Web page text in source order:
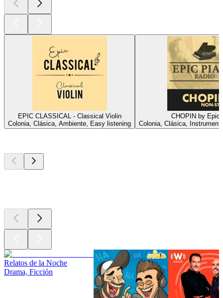
EPIC CLASSICAL - Classical Violin
Colonia, Clásica, Ambiente, Easy listening
CHOPIN by Epic
Colonia, Clásica,
Relatos de la Noche
Drama, Ficción